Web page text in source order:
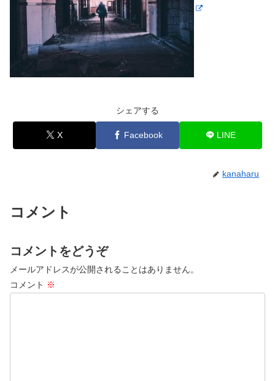
シェアする
X Facebook LINE
kanaharu
コメント
コメントをどうぞ
メールアドレスが公開されることはありません。
コメント ※